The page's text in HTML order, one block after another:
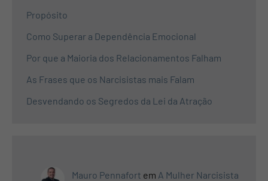
Propósito
Como Superar a Dependência Emocional
Por que a Maioria dos Relacionamentos Falham
As Frases que os Narcisistas mais Falam
Desvendando os Segredos da Lei da Atração
Mauro Pennafort em A Mulher Narcisista